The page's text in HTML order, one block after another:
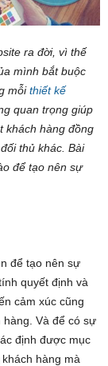
ra đời, vì thế
mình bắt buộc
mỗithiết kế
quan trọng giúp
khách hàng đồng
thủ khác. Bài
để tạo nên sự
để tạo nên sự
quyết định và
cảm xúc cũng
hàng. Và để có sự
định được mục
hàng mà